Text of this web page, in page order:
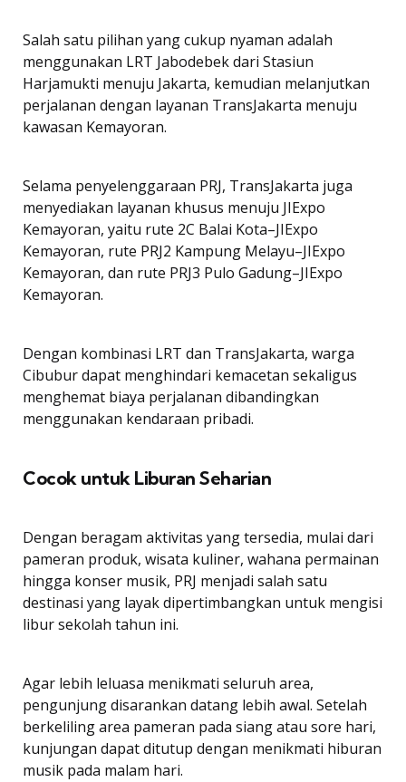
Salah satu pilihan yang cukup nyaman adalah
menggunakan LRT Jabodebek dari Stasiun
Harjamukti menuju Jakarta, kemudian melanjutkan
perjalanan dengan layanan TransJakarta menuju
kawasan Kemayoran.
Selama penyelenggaraan PRJ, TransJakarta juga
menyediakan layanan khusus menuju JIExpo
Kemayoran, yaitu rute 2C Balai Kota–JIExpo
Kemayoran, rute PRJ2 Kampung Melayu–JIExpo
Kemayoran, dan rute PRJ3 Pulo Gadung–JIExpo
Kemayoran.
Dengan kombinasi LRT dan TransJakarta, warga
Cibubur dapat menghindari kemacetan sekaligus
menghemat biaya perjalanan dibandingkan
menggunakan kendaraan pribadi.
Cocok untuk Liburan Seharian
Dengan beragam aktivitas yang tersedia, mulai dari
pameran produk, wisata kuliner, wahana permainan
hingga konser musik, PRJ menjadi salah satu
destinasi yang layak dipertimbangkan untuk mengisi
libur sekolah tahun ini.
Agar lebih leluasa menikmati seluruh area,
pengunjung disarankan datang lebih awal. Setelah
berkeliling area pameran pada siang atau sore hari,
kunjungan dapat ditutup dengan menikmati hiburan
musik pada malam hari.